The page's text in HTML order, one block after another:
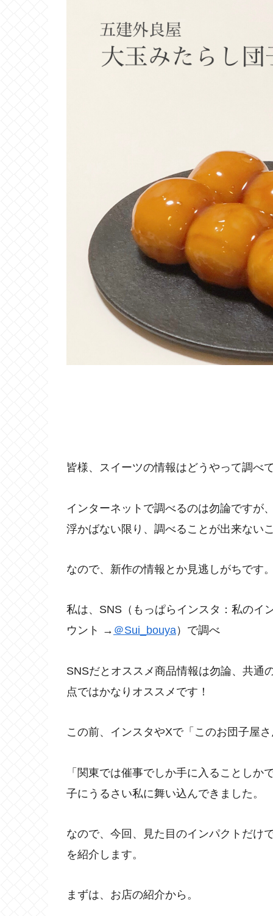
皆様、スイーツの情報はどうやって調べ
インターネットで調べるのは勿論ですが
浮かばない限り、調べることが出来ない
なので、新作の情報とか見逃しがちです
私は、SNS（もっぱらインスタ：私の
ウント → ＠Sui_bouya）で調べ
SNSだとオススメ商品情報は勿論、共通
点ではかなりオススメです！
この前、インスタやXで「このお団子屋
「関東では催事でしか手に入ることし
子にうるさい私に舞い込んできました。
なので、今回、見た目のインパクトだけ
を紹介します。
まずは、お店の紹介から。